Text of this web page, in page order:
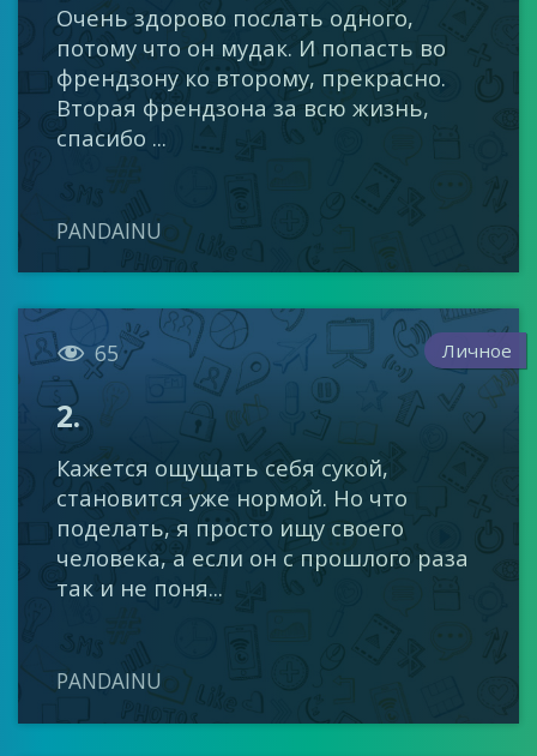
Очень здорово послать одного,
потому что он мудак. И попасть во
френдзону ко второму, прекрасно.
Вторая френдзона за всю жизнь,
спасибо ...
PANDAINU
 65 Личное
2.
Кажется ощущать себя сукой,
становится уже нормой. Но что
поделать, я просто ищу своего
человека, а если он с прошлого раза
так и не поня...
PANDAINU